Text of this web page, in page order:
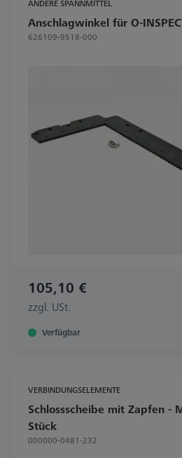
ANDERE SPANNMITTEL
Anschlagwinkel für O-
626109-9518-000
105,10 €
zzgl. USt.
Verfügbar
VERBINDUNGSELEMENTE
Schlossscheibe mit Zapfen -
Stück
000000-0481-232